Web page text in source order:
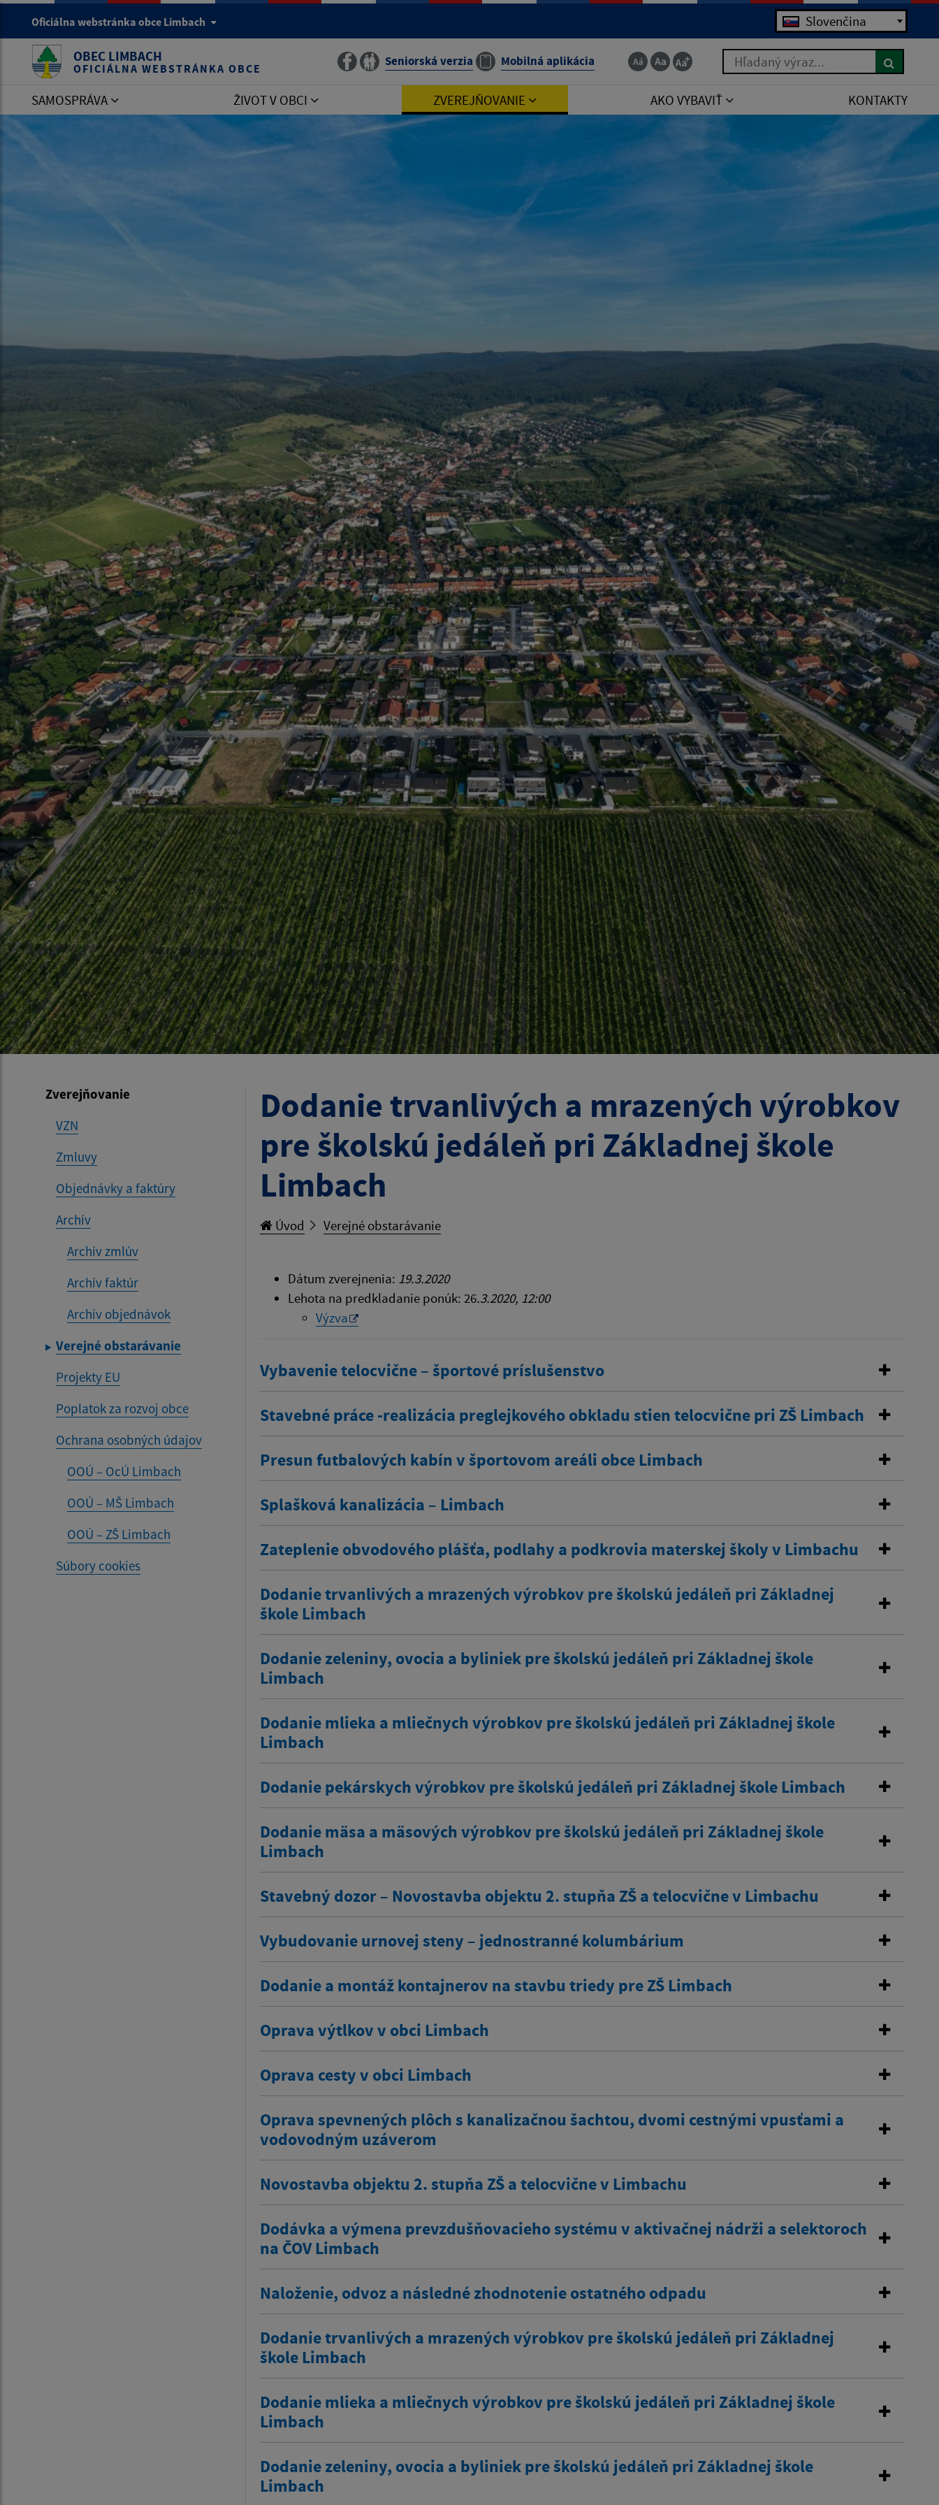
Oficiálna webstránka obce Limbach Jazyk Slovenčina
OBEC LIMBACH
OFICIÁLNA WEBSTRÁNKA OBCE Seniorská verzia Mobilná aplikácia Hľadaný výraz...
SAMOSPRÁVA ŽIVOT V OBCI ZVEREJŇOVANIE AKO VYBAVIŤ KONTAKTY
Zverejňovanie
VZN
Zmluvy
Objednávky a faktúry
Archív
Archív zmlúv
Archív faktúr
Archív objednávok
Verejné obstarávanie
Projekty EU
Poplatok za rozvoj obce
Ochrana osobných údajov
OOÚ – OcÚ Limbach
OOÚ – MŠ Limbach
OOÚ – ZŠ Limbach
Súbory cookies
Dodanie trvanlivých a mrazených výrobkov
pre školskú jedáleň pri Základnej škole
Limbach
Úvod Verejné obstarávanie
Dátum zverejnenia: 19.3.2020
Lehota na predkladanie ponúk: 26.3.2020, 12:00
Výzva
Vybavenie telocvične – športové príslušenstvo
Stavebné práce -realizácia preglejkového obkladu stien telocvične pri ZŠ Limbach
Presun futbalových kabín v športovom areáli obce Limbach
Splašková kanalizácia – Limbach
Zateplenie obvodového plášťa, podlahy a podkrovia materskej školy v Limbachu
Dodanie trvanlivých a mrazených výrobkov pre školskú jedáleň pri Základnej
škole Limbach
Dodanie zeleniny, ovocia a byliniek pre školskú jedáleň pri Základnej škole
Limbach
Dodanie mlieka a mliečnych výrobkov pre školskú jedáleň pri Základnej škole
Limbach
Dodanie pekárskych výrobkov pre školskú jedáleň pri Základnej škole Limbach
Dodanie mäsa a mäsových výrobkov pre školskú jedáleň pri Základnej škole
Limbach
Stavebný dozor – Novostavba objektu 2. stupňa ZŠ a telocvične v Limbachu
Vybudovanie urnovej steny – jednostranné kolumbárium
Dodanie a montáž kontajnerov na stavbu triedy pre ZŠ Limbach
Oprava výtlkov v obci Limbach
Oprava cesty v obci Limbach
Oprava spevnených plôch s kanalizačnou šachtou, dvomi cestnými vpusťami a
vodovodným uzáverom
Novostavba objektu 2. stupňa ZŠ a telocvične v Limbachu
Dodávka a výmena prevzdušňovacieho systému v aktivačnej nádrži a selektoroch
na ČOV Limbach
Naloženie, odvoz a následné zhodnotenie ostatného odpadu
Dodanie trvanlivých a mrazených výrobkov pre školskú jedáleň pri Základnej
škole Limbach
Dodanie mlieka a mliečnych výrobkov pre školskú jedáleň pri Základnej škole
Limbach
Dodanie zeleniny, ovocia a byliniek pre školskú jedáleň pri Základnej škole
Limbach